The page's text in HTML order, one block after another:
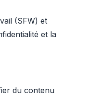
(SFW) et
et la
du contenu